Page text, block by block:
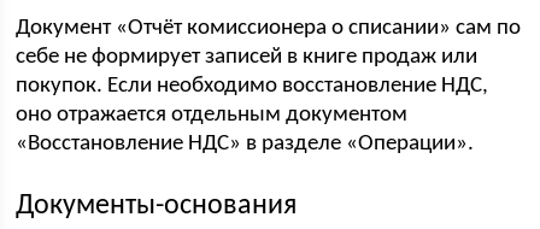
Документ «Отчёт комиссионера о списании» сам по
себе не формирует записей в книге продаж или
покупок. Если необходимо восстановление НДС,
оно отражается отдельным документом
«Восстановление НДС» в разделе «Операции».
Документы-основания